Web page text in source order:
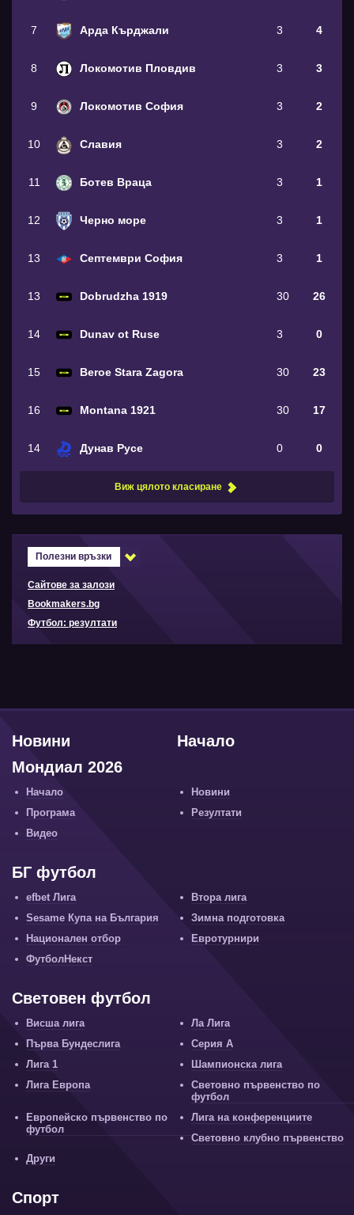
7 Арда Кърджали 3 4
8 Локомотив Пловдив 3 3
9 Локомотив София 3 2
10 Славия 3 2
11 Ботев Враца 3 1
12 Черно море 3 1
13 Септември София 3 1
13 Dobrudzha 1919 30 26
14 Dunav ot Ruse 3 0
15 Beroe Stara Zagora 30 23
16 Montana 1921 30 17
14 Дунав Русе 0 0
Виж цялото класиране
Полезни връзки
Сайтове за залози
Bookmakers.bg
Футбол: резултати
Начало
Новини
Мондиал 2026
Начало
Новини
Програма
Резултати
Видео
БГ футбол
efbet Лига
Втора лига
Sesame Купа на България
Зимна подготовка
Национален отбор
Евротурнири
ФутболНекст
Световен футбол
Висша лига
Ла Лига
Първа Бундеслига
Серия А
Лига 1
Шампионска лига
Лига Европа
Световно първенство по
футбол
Европейско първенство по
футбол
Лига на конференциите
Световно клубно първенство
Други
Спорт